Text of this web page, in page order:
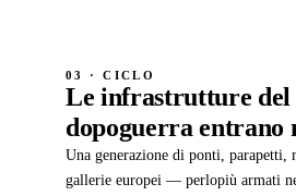
03 · CICLO
Le infrastrutture del
dopoguerra entrano
Una generazione di ponti, parapetti,
gallerie europei — perlopiù armati